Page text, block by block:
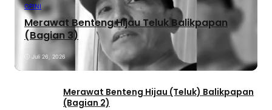
OPINI
Merawat Benteng Hijau Teluk Balikpapan
(Bagian 3)
Juli 26, 2026
Merawat Benteng Hijau (Teluk) Balikpapan
(Bagian 2)